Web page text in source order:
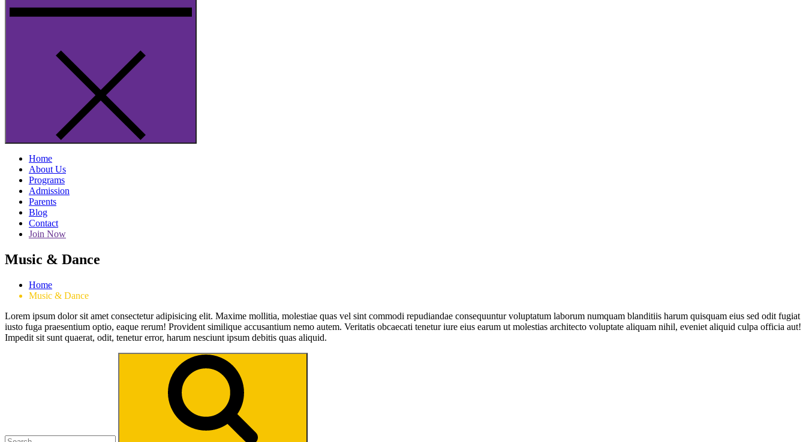
Home
About Us
Programs
Admission
Parents
Blog
Contact
Join Now
Music & Dance
Home
Music & Dance
Lorem ipsum dolor sit amet consectetur adipisicing elit. Maxime mollitia, molestiae quas vel sint commodi repudiandae consequuntur voluptatum laborum numquam blanditiis harum quisquam eius sed odit fugiat
iusto fuga praesentium optio, eaque rerum! Provident similique accusantium nemo autem. Veritatis obcaecati tenetur iure eius earum ut molestias architecto voluptate aliquam nihil, eveniet aliquid culpa officia aut!
Impedit sit sunt quaerat, odit, tenetur error, harum nesciunt ipsum debitis quas aliquid.